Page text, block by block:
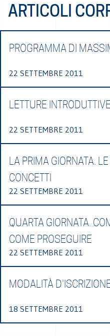
ARTICOLI
PROGRAMMA DI
22 SETTEMBRE 2011
LETTURE INTRODUTTIVE
22 SETTEMBRE 2011
LA PRIMA GIORNATA. LE
CONCETTI
22 SETTEMBRE 2011
QUARTA GIORNATA.
COME PROSEGUIRE
22 SETTEMBRE 2011
MODALITÀ
18 SETTEMBRE 2011